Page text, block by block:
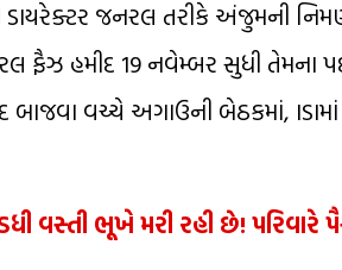
જનરલ તરીકે અંજુમની
હમીદ 19 નવેમ્બર સુધી તેમના પદ
બાજવા વચ્ચે અગાઉની બેઠકમાં,
વસ્તી ભૂખે મરી રહી છે! પરિવારે